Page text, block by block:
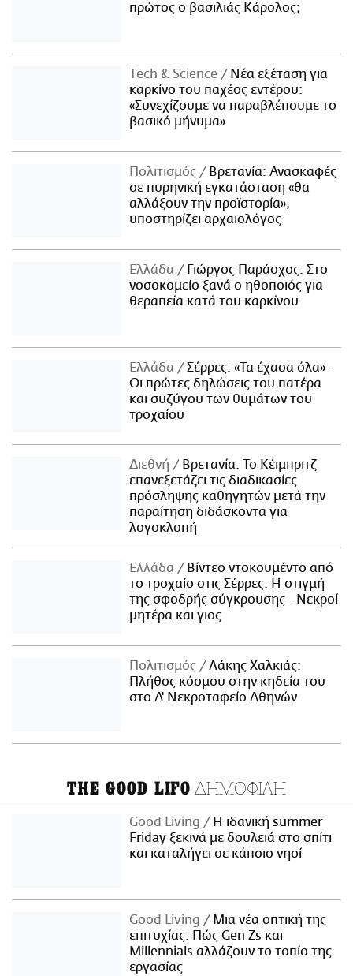
πρώτος ο βασιλιάς Κάρολος;
Τech & Science
Νέα εξέταση για
καρκίνο του παχέος εντέρου:
«Συνεχίζουμε να παραβλέπουμε το
βασικό μήνυμα»
Πολιτισμός
Βρετανία: Ανασκαφές
σε πυρηνική εγκατάσταση «θα
αλλάξουν την προϊστορία»,
υποστηρίζει αρχαιολόγος
Ελλάδα
Γιώργος Παράσχος: Στο
νοσοκομείο ξανά ο ηθοποιός για
θεραπεία κατά του καρκίνου
Ελλάδα
Σέρρες: «Τα έχασα όλα» -
Οι πρώτες δηλώσεις του πατέρα
και συζύγου των θυμάτων του
τροχαίου
Διεθνή
Βρετανία: Το Κέιμπριτζ
επανεξετάζει τις διαδικασίες
πρόσληψης καθηγητών μετά την
παραίτηση διδάσκοντα για
λογοκλοπή
Ελλάδα
Βίντεο ντοκουμέντο από
το τροχαίο στις Σέρρες: Η στιγμή
της σφοδρής σύγκρουσης - Νεκροί
μητέρα και γιος
Πολιτισμός
Λάκης Χαλκιάς:
Πλήθος κόσμου στην κηδεία του
στο Α' Νεκροταφείο Αθηνών
THE GOOD LIFO ΔΗΜΟΦΙΛΗ
Good Living
Η ιδανική summer
Friday ξεκινά με δουλειά στο σπίτι
και καταλήγει σε κάποιο νησί
Good Living
Μια νέα οπτική της
επιτυχίας: Πώς Gen Zs και
Millennials αλλάζουν το τοπίο της
εργασίας